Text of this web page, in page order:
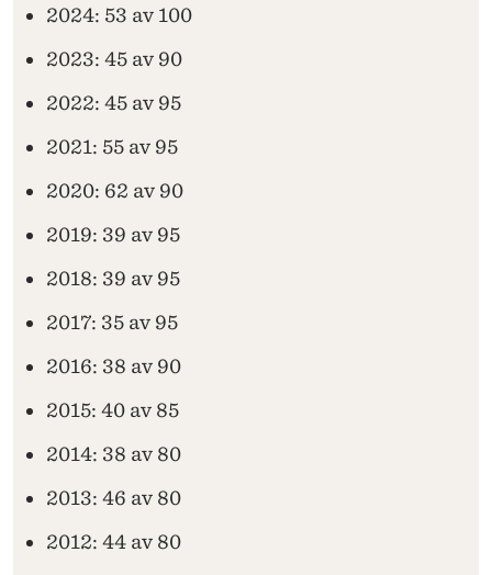
2024: 53 av 100
2023: 45 av 90
2022: 45 av 95
2021: 55 av 95
2020: 62 av 90
2019: 39 av 95
2018: 39 av 95
2017: 35 av 95
2016: 38 av 90
2015: 40 av 85
2014: 38 av 80
2013: 46 av 80
2012: 44 av 80